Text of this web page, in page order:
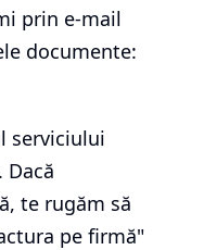
prin e-mail
documente:
serviciului
te rugăm să
pe firmă"